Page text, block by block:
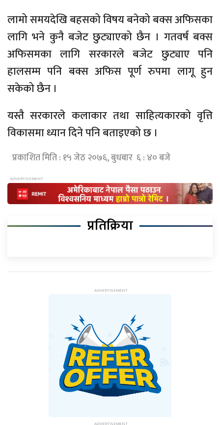
लामो समयदेखि बहसको विषय बनेको बक्स अफिसका
लागि भने कुनै बजेट छुट्याएको छैन । गतवर्ष बक्स
अफिसमका लागि सरकारले बजेट छुट्याए पनि
हालसम्म पनि बक्स अफिस पूर्ण रुपमा लागू हुन
सकेको छैन ।
यस्तै सरकारले कलाकार तथा साहित्यकारको वृत्ति
विकासमा ध्यान दिने पनि बताइएको छ ।
प्रकाशित मिति : १५ जेठ २०७६, बुधबार ६ : ४० बजे
प्रतिक्रिया